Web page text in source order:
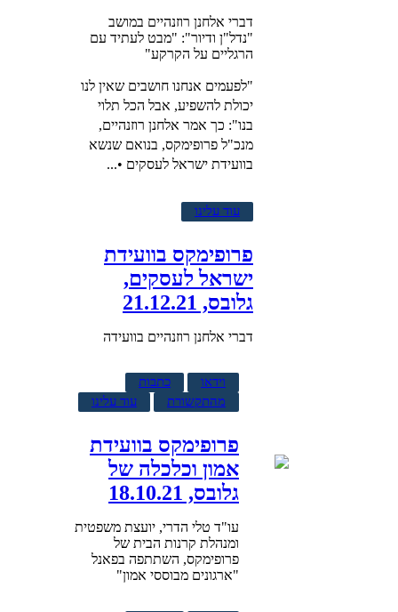
דברי אלחנן רוזנהיים במושב
"נדל"ן ודיור": "מבט לעתיד עם
הרגליים על הקרקע"
"לפעמים אנחנו חושבים שאין לנו
יכולת להשפיע, אבל הכל תלוי
בנו": כך אמר אלחנן רוזנהיים,
מנכ"ל פרופימקס, בנואם שנשא
בוועידת ישראל לעסקים •...
עוד עלינו
פרופימקס בוועידת
ישראל לעסקים,
גלובס, 21.12.21
דברי אלחנן רוזנהיים בוועידה
וידאו
כתבות
מהתקשורת
עוד עלינו
פרופימקס בוועידת
אמון וכלכלה של
גלובס, 18.10.21
עו"ד טלי הדרי, יועצת משפטית
ומנהלת קרנות הבית של
פרופימקס, השתתפה בפאנל
"ארגונים מבוססי אמון"